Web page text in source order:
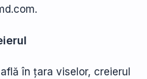
în țara viselor, creierul